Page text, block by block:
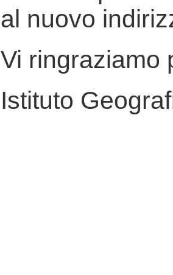
al nuovo
Vi ringraziamo
Istituto